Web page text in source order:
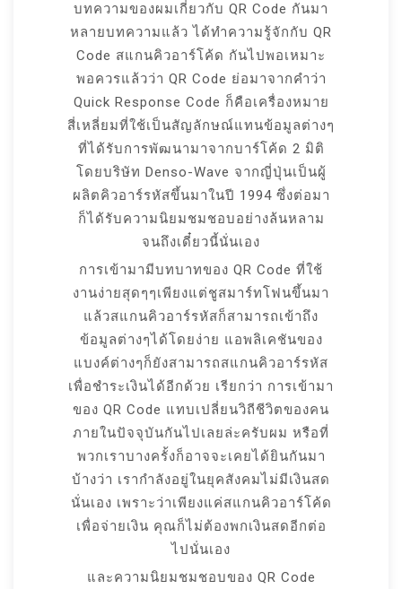
บทความของผมเกี่ยวกับ QR Code กันมา
หลายบทความแล้ว ได้ทำความรู้จักกับ QR
Code สแกนคิวอาร์โค้ด กันไปพอเหมาะ
พอควรแล้วว่า QR Code ย่อมาจากคำว่า
Quick Response Code ก็คือเครื่องหมาย
สี่เหลี่ยมที่ใช้เป็นสัญลักษณ์แทนข้อมูลต่างๆ
ที่ได้รับการพัฒนามาจากบาร์โค้ด 2 มิติ
โดยบริษัท Denso-Wave จากญี่ปุ่นเป็นผู้
ผลิตคิวอาร์รหัสขึ้นมาในปี 1994 ซึ่งต่อมา
ก็ได้รับความนิยมชมชอบอย่างล้นหลาม
จนถึงเดี๋ยวนี้นั่นเอง
การเข้ามามีบทบาทของ QR Code ที่ใช้
งานง่ายสุดๆๆเพียงแต่ชูสมาร์ทโฟนขึ้นมา
แล้วสแกนคิวอาร์รหัสก็สามารถเข้าถึง
ข้อมูลต่างๆได้โดยง่าย แอพลิเคชันของ
แบงค์ต่างๆก็ยังสามารถสแกนคิวอาร์รหัส
เพื่อชำระเงินได้อีกด้วย เรียกว่า การเข้ามา
ของ QR Code แทบเปลี่ยนวิถีชีวิตของคน
ภายในปัจจุบันกันไปเลยล่ะครับผม หรือที่
พวกเราบางครั้งก็อาจจะเคยได้ยินกันมา
บ้างว่า เรากำลังอยู่ในยุคสังคมไม่มีเงินสด
นั่นเอง เพราะว่าเพียงแค่สแกนคิวอาร์โค้ด
เพื่อจ่ายเงิน คุณก็ไม่ต้องพกเงินสดอีกต่อ
ไปนั่นเอง
และความนิยมชมชอบของ QR Code